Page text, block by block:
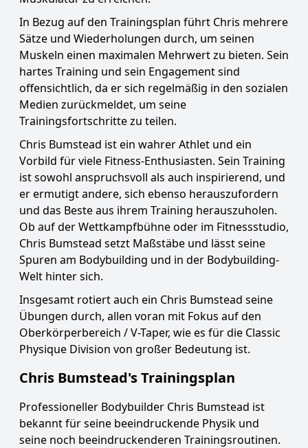
In Bezug auf den Trainingsplan führt Chris mehrere
Sätze und Wiederholungen durch, um seinen
Muskeln einen maximalen Mehrwert zu bieten. Sein
hartes Training und sein Engagement sind
offensichtlich, da er sich regelmäßig in den sozialen
Medien zurückmeldet, um seine
Trainingsfortschritte zu teilen.
Chris Bumstead ist ein wahrer Athlet und ein
Vorbild für viele Fitness-Enthusiasten. Sein Training
ist sowohl anspruchsvoll als auch inspirierend, und
er ermutigt andere, sich ebenso herauszufordern
und das Beste aus ihrem Training herauszuholen.
Ob auf der Wettkampfbühne oder im Fitnessstudio,
Chris Bumstead setzt Maßstäbe und lässt seine
Spuren am Bodybuilding und in der Bodybuilding-
Welt hinter sich.
Insgesamt rotiert auch ein Chris Bumstead seine
Übungen durch, allen voran mit Fokus auf den
Oberkörperbereich / V-Taper, wie es für die Classic
Physique Division von großer Bedeutung ist.
Chris Bumstead's Trainingsplan
Professioneller Bodybuilder Chris Bumstead ist
bekannt für seine beeindruckende Physik und
seine noch beeindruckenderen Trainingsroutinen.